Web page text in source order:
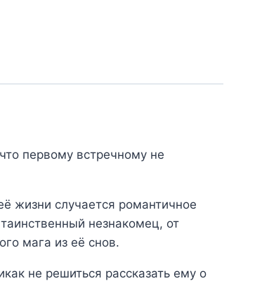
первому встречному не
жизни случается романтичное
незнакомец, от
мага из её снов.
не решиться рассказать ему о